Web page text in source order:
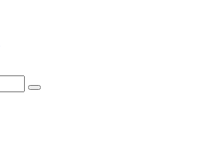
Procurar